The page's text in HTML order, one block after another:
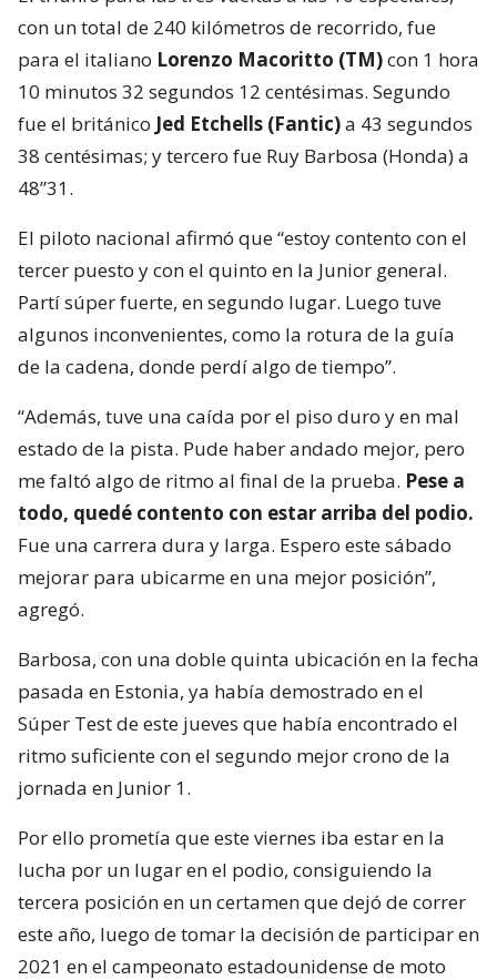
con un total de 240 kilómetros de recorrido, fue
para el italiano Lorenzo Macoritto (TM)con 1 hora
10 minutos 32 segundos 12 centésimas. Segundo
fue el británico Jed Etchells (Fantic)a 43 segundos
38 centésimas; y tercero fue Ruy Barbosa (Honda) a
48”31.
El piloto nacional afirmó que “estoy contento con el
tercer puesto y con el quinto en la Junior general.
Partí súper fuerte, en segundo lugar. Luego tuve
algunos inconvenientes, como la rotura de la guía
de la cadena, donde perdí algo de tiempo”.
“Además, tuve una caída por el piso duro y en mal
estado de la pista. Pude haber andado mejor, pero
me faltó algo de ritmo al final de la prueba. Pese a
todo, quedé contento con estar arriba del podio.
Fue una carrera dura y larga. Espero este sábado
mejorar para ubicarme en una mejor posición”,
agregó.
Barbosa, con una doble quinta ubicación en la fecha
pasada en Estonia, ya había demostrado en el
Súper Test de este jueves que había encontrado el
ritmo suficiente con el segundo mejor crono de la
jornada en Junior 1.
Por ello prometía que este viernes iba estar en la
lucha por un lugar en el podio, consiguiendo la
tercera posición en un certamen que dejó de correr
este año, luego de tomar la decisión de participar en
2021 en el campeonato estadounidense de moto